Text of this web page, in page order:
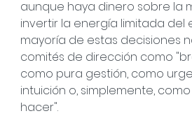
aunque haya dinero sobre la
invertir la energía limitada del
mayoría de estas decisiones
comités de dirección como
como pura gestión, como
intuición o, simplemente,
hacer".